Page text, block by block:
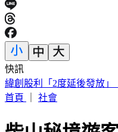
快訊
傅子純「穿病人服回家」
了